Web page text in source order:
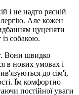
і не надто рясній
Але кожен
цуценяти
собакою.
Вони швидко
в нових умовах і
до сім'ї,
Їм комфортно
постійної уваги